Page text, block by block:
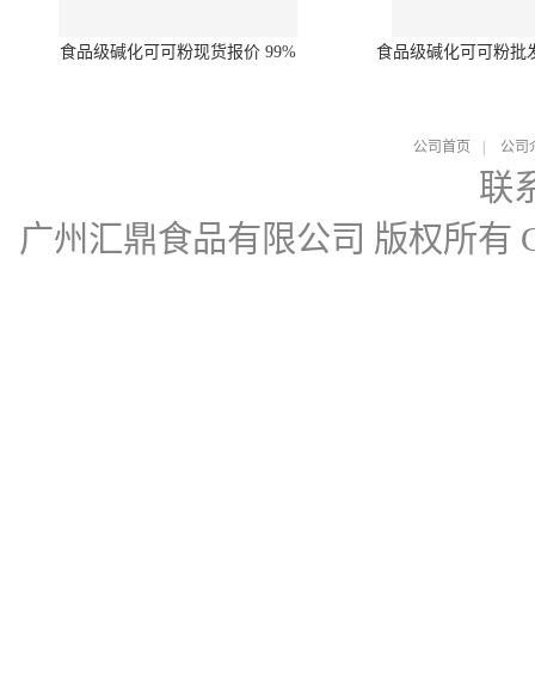
食品级碱化可可粉现货报价 99% 食品级碱化可可粉批
公司首页 公司
联
广州汇鼎食品有限公司 版权所有